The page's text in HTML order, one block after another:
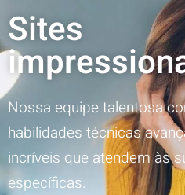
Sites
Nossa equipe talentosa
habilidades técnicas
incríveis que atendem às
específicas.